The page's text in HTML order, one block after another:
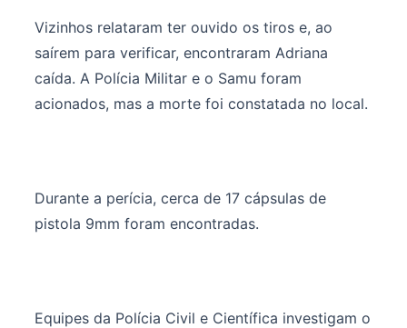
Vizinhos relataram ter ouvido os tiros e, ao
saírem para verificar, encontraram Adriana
caída. A Polícia Militar e o Samu foram
acionados, mas a morte foi constatada no local.
Durante a perícia, cerca de 17 cápsulas de
pistola 9mm foram encontradas.
Equipes da Polícia Civil e Científica investigam o